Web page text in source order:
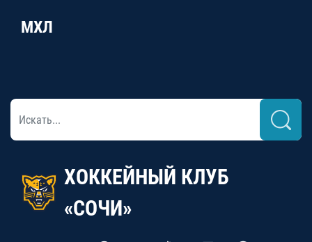
МХЛ
ХОККЕЙНЫЙ КЛУБ
«СОЧИ»